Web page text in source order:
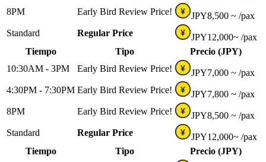
8PM
Early Bird Review Price! ¥ JPY8,500 ~ /pax
Standard
Regular Price ¥ JPY12,000~ /pax
Tiempo
Tipo
Precio (JPY)
10:30AM - 3PM
Early Bird Review Price! ¥ JPY7,000 ~ /pax
4:30PM - 7:30PM Early Bird Review Price! ¥ JPY7,800 ~ /pax
8PM
Early Bird Review Price! ¥ JPY8,500 ~ /pax
Standard
Regular Price ¥ JPY12,000~ /pax
Tiempo
Tipo Precio (JPY)